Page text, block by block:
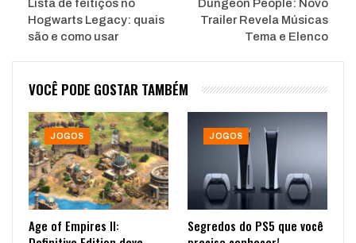
Lista de feitiços no
Hogwarts Legacy: quais
são e como usar
Dungeon People: Novo
Trailer Revela Músicas
Tema e Elenco
VOCÊ PODE GOSTAR TAMBÉM
JOGOS
Age of Empires II:
JOGOS
Segredos do PS5 que você